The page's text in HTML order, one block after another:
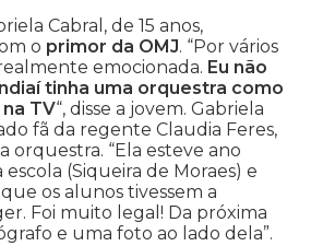
Cabral, de 15 anos,
o primor da OMJ. “Por vários
emocionada. Eu não
tinha uma orquestra como
TV“, disse a jovem. Gabriela
fã da regente Claudia Feres,
orquestra. “Ela esteve ano
(Siqueira de Moraes) e
os alunos tivessem a
Foi muito legal! Da próxima
e uma foto ao lado dela”.